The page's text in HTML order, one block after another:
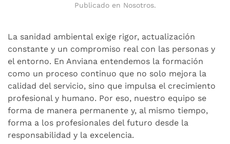
Publicado en Nosotros.
La sanidad ambiental exige rigor, actualización
constante y un compromiso real con las personas y
el entorno. En Anviana entendemos la formación
como un proceso continuo que no solo mejora la
calidad del servicio, sino que impulsa el crecimiento
profesional y humano. Por eso, nuestro equipo se
forma de manera permanente y, al mismo tiempo,
forma a los profesionales del futuro desde la
responsabilidad y la excelencia.